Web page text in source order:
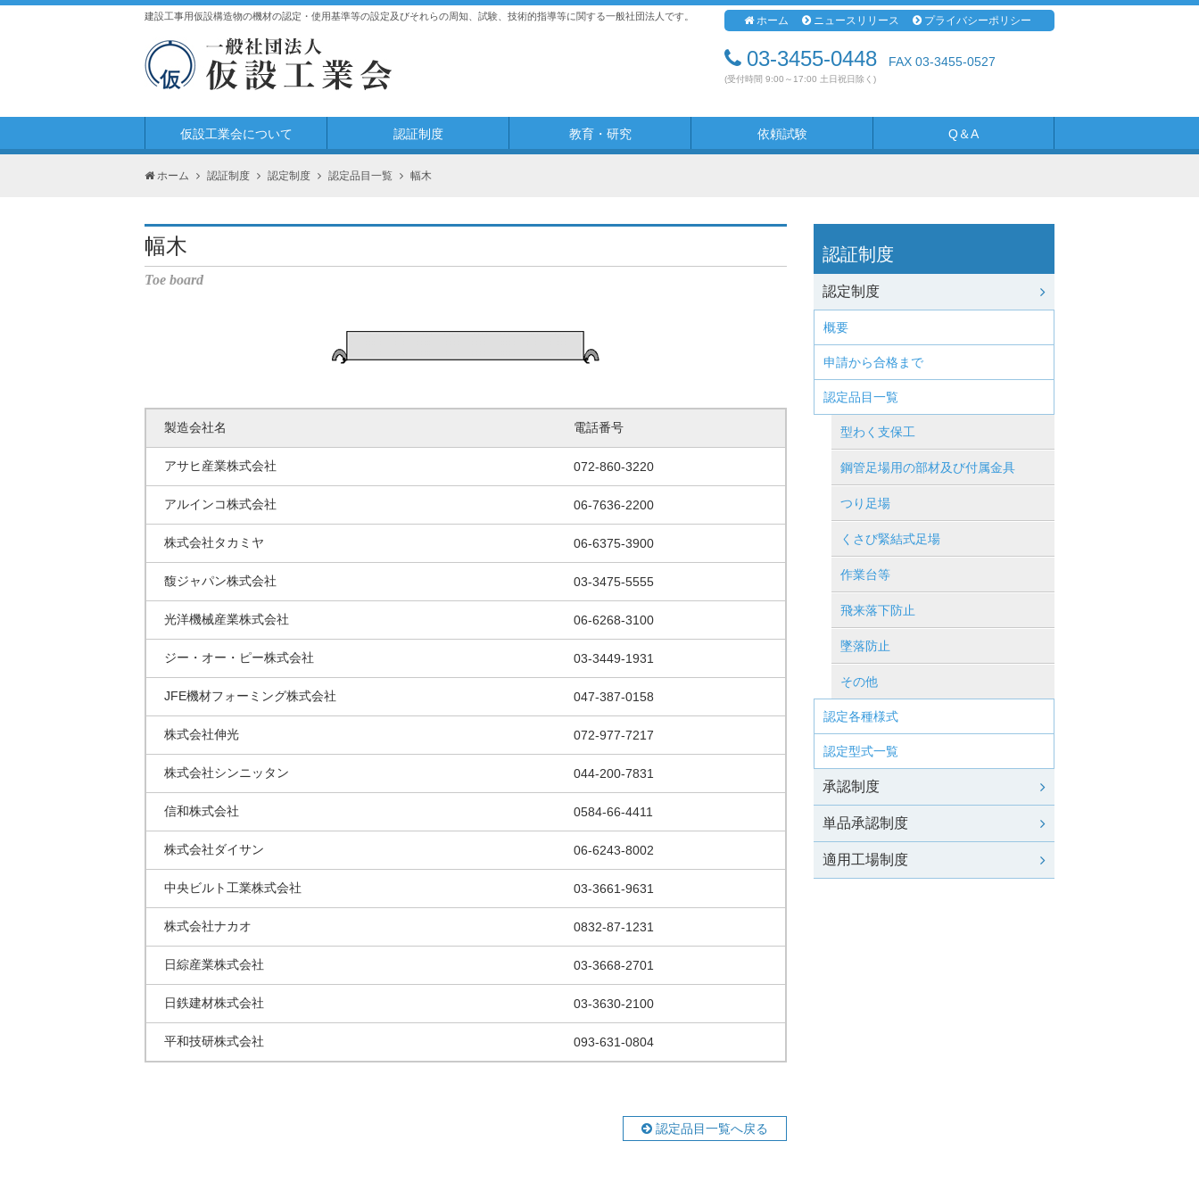
建設工事用仮設構造物の機材の認定・使用基準等の設定及びそれらの周知、試験、技術的指導等に関する一般社団法人です。 ホーム ニュースリリース プライバシーポリシー
03-3455-0448 FAX 03-3455-0527
(受付時間 9:00～17:00 土日祝日除く)
仮設工業会について 認証制度 教育・研究 依頼試験 Q＆A
ホーム 認証制度 認定制度 認定品目一覧 幅木
幅木
Toe board
製造会社名 電話番号
アサヒ産業株式会社 072-860-3220
アルインコ株式会社 06-7636-2200
株式会社タカミヤ 06-6375-3900
馥ジャパン株式会社 03-3475-5555
光洋機械産業株式会社 06-6268-3100
ジー・オー・ピー株式会社 03-3449-1931
JFE機材フォーミング株式会社 047-387-0158
株式会社伸光 072-977-7217
株式会社シンニッタン 044-200-7831
信和株式会社 0584-66-4411
株式会社ダイサン 06-6243-8002
中央ビルト工業株式会社 03-3661-9631
株式会社ナカオ 0832-87-1231
日綜産業株式会社 03-3668-2701
日鉄建材株式会社 03-3630-2100
平和技研株式会社 093-631-0804
認定品目一覧へ戻る
認証制度
認定制度
概要
申請から合格まで
認定品目一覧
型わく支保工
鋼管足場用の部材及び付属金具
つり足場
くさび緊結式足場
作業台等
飛来落下防止
墜落防止
その他
認定各種様式
認定型式一覧
承認制度
単品承認制度
適用工場制度